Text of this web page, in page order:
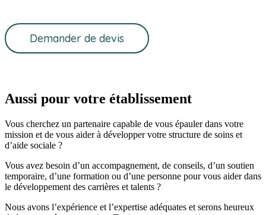
Demander de devis
Aussi pour votre établissement
Vous cherchez un partenaire capable de vous épauler dans votre
mission et de vous aider à développer votre structure de soins et
d’aide sociale ?
Vous avez besoin d’un accompagnement, de conseils, d’un soutien
temporaire, d’une formation ou d’une personne pour vous aider dans
le développement des carrières et talents ?
Nous avons l’expérience et l’expertise adéquates et serons heureux